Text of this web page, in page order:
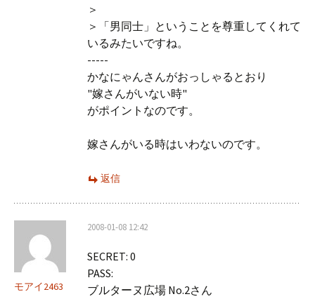
＞
＞「男同士」ということを尊重してくれて
いるみたいですね。
-----
かなにゃんさんがおっしゃるとおり
"嫁さんがいない時"
がポイントなのです。
嫁さんがいる時はいわないのです。
返信
モアイ2463
2008-01-08 12:42
SECRET: 0
PASS:
ブルターヌ広場 No.2さん